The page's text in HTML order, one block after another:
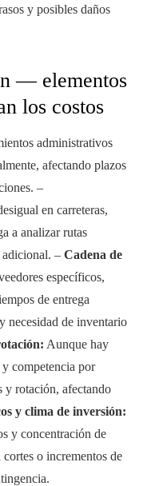
y posibles daños
— elementos
los costos
administrativos
afectando plazos
–
en carreteras,
a analizar rutas
adicional. – Cadena de
específicos,
de entrega
necesidad de inventario
Aunque hay
competencia por
y rotación, afectando
y clima de inversión:
y concentración de
o incrementos de